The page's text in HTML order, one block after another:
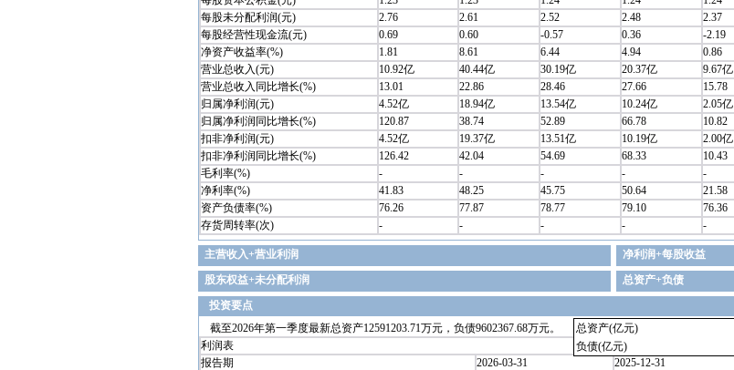
每股未分配利润(元)
2.76 2.61 2.52 2.48 2.37
每股经营性现金流(元)
0.69 0.60 -0.57 0.36 -2.19
净资产收益率(%)
1.81 8.61 6.44 4.94 0.86
营业总收入(元)
10.92亿 40.44亿 30.19亿 20.37亿 9.67亿
营业总收入同比增长(%)
13.01 22.86 28.46 27.66 15.78
归属净利润(元)
4.52亿 18.94亿 13.54亿 10.24亿 2.05亿
归属净利润同比增长(%)
120.87 38.74 52.89 66.78 10.82
扣非净利润(元)
4.52亿 19.37亿 13.51亿 10.19亿 2.00亿
扣非净利润同比增长(%)
126.42 42.04 54.69 68.33 10.43
毛利率(%)
- - - - -
净利率(%)
41.83 48.25 45.75 50.64 21.58
资产负债率(%)
76.26 77.87 78.77 79.10 76.36
存货周转率(次)
- - - - -
主营收入+营业利润
净利润+每股收益
股东权益+未分配利润
总资产+负债
投资要点
总资产(亿元)
负债(亿元)
截至2026年第一季度最新总资产12591203.71万元，负债9602367.68万元。
利润表
报告期
2026-03-31 2025-12-31